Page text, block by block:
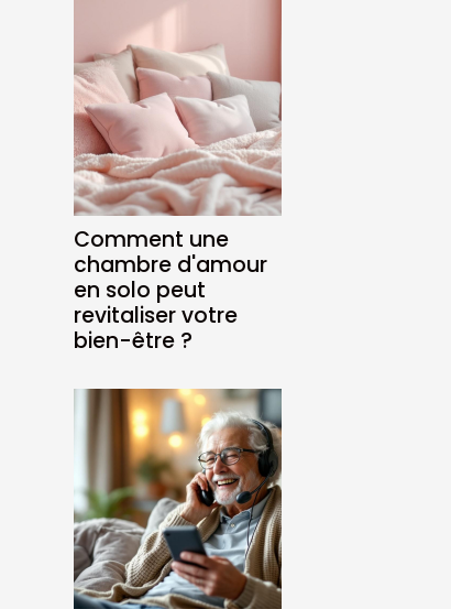
Comment une
chambre d'amour
en solo peut
revitaliser votre
bien-être ?